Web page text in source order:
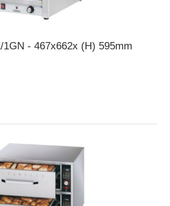
- 467x662x (H) 595mm